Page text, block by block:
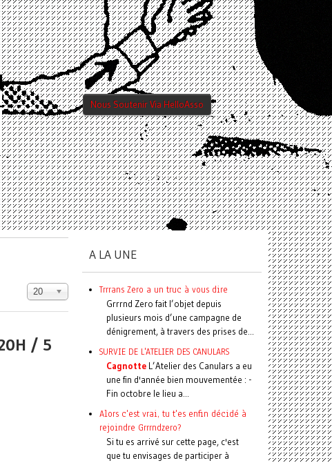
Nous Soutenir Via HelloAsso
20
/ 5
A LA UNE
Trrrans Zero a un truc à vous dire
Grrrnd Zero fait l’objet depuis
plusieurs mois d’une campagne de
dénigrement, à travers des prises de...
SURVIE DE L'ATELIER DES CANULARS
Cagnotte L’Atelier des Canulars a eu
une fin d'année bien mouvementée : -
Fin octobre le lieu a...
Alors c'est vrai, tu t'es enfin décidé à
rejoindre Grrrndzero?
Si tu es arrivé sur cette page, c'est
que tu envisages de participer à